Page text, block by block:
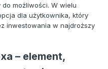
możliwości. W wielu
dla użytkownika, który
inwestowania w najdroższy
– element,